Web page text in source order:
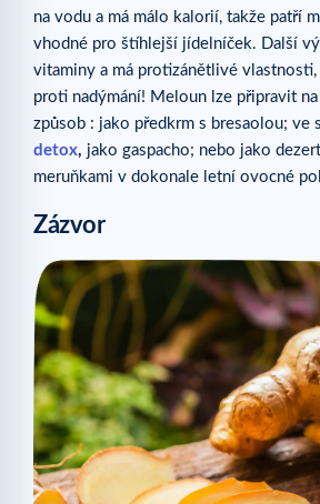
na vodu a má málo kalorií, takže patří
vhodné pro štíhlejší jídelníček. Další
vitaminy a má protizánětlivé vlastnosti,
proti nadýmání! Meloun lze připravit
způsob : jako předkrm s bresaolou; ve
detox, jako gaspacho; nebo jako
meruňkami v dokonale letní ovocné
Zázvor